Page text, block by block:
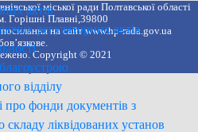
актів
регуляторних актів
відділу
про фонди документів з
складу ліквідованих установ
міської ради Полтавської області
Горішні Плавні,39800
на сайт www.hp-rada.gov.ua
Copyright © 2021